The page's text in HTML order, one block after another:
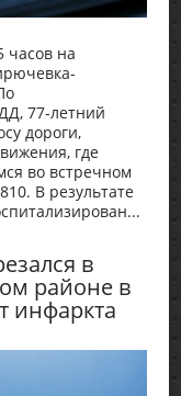
часов на
77-летний
дороги,
где
во встречном
В результате
в
районе в
инфаркта